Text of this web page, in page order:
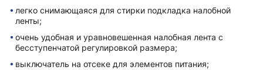
легко снимающаяся для стирки подкладка налобной
ленты;
очень удобная и уравновешенная налобная лента с
бесступенчатой регулировкой размера;
выключатель на отсеке для элементов питания;